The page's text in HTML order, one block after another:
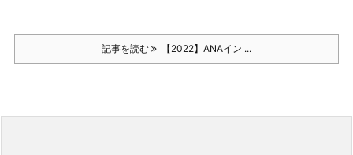
記事を読む 【2022】ANAイン ...